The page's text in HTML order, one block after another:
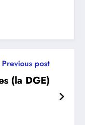
Previous post
(la DGE)